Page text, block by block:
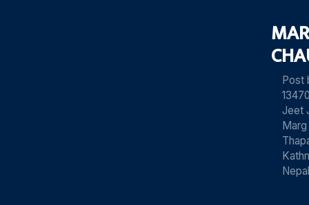
Post
Jeet
Marg
Nepal